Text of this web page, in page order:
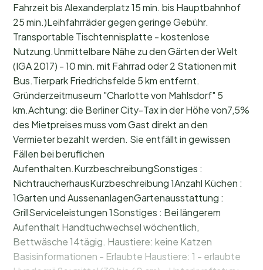
Fahrzeit bis Alexanderplatz 15 min. bis Hauptbahnhof
25 min.)Leihfahrräder gegen geringe Gebühr.
Transportable Tischtennisplatte - kostenlose
Nutzung.Unmittelbare Nähe zu den Gärten der Welt
(IGA 2017) - 10 min. mit Fahrrad oder 2 Stationen mit
Bus.Tierpark Friedrichsfelde 5 km entfernt.
Gründerzeitmuseum "Charlotte von Mahlsdorf" 5
km.Achtung: die Berliner City-Tax in der Höhe von7,5%
des Mietpreises muss vom Gast direkt an den
Vermieter bezahlt werden. Sie entfällt in gewissen
Fällen bei beruflichen
Aufenthalten.KurzbeschreibungSonstiges :
NichtraucherhausKurzbeschreibung 1Anzahl Küchen :
1Garten und AussenanlagenGartenausstattung :
GrillServiceleistungen 1Sonstiges : Bei längerem
Aufenthalt Handtuchwechsel wöchentlich,
Bettwäsche 14tägig. Haustiere: keine Katzen
Basisinformationen - Erlaubte Haustiere: 1 - erlaubte